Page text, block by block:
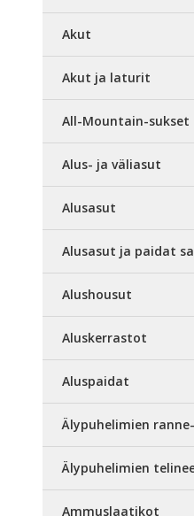
Akut
Akut ja laturit
All-Mountain-sukset
Alus- ja väliasut
Alusasut
Alusasut ja paidat
Alushousut
Aluskerrastot
Aluspaidat
Älypuhelimien
Älypuhelimien
Ammuslaatikot